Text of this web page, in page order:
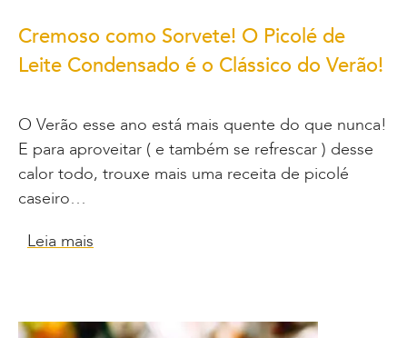
Cremoso como Sorvete! O Picolé de
Leite Condensado é o Clássico do Verão!
O Verão esse ano está mais quente do que nunca!
E para aproveitar ( e também se refrescar ) desse
calor todo, trouxe mais uma receita de picolé
caseiro…
Leia mais